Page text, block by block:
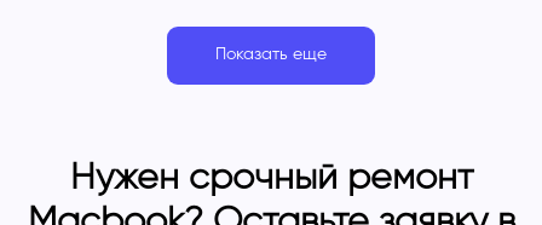
Показать еще
Нужен срочный ремонт